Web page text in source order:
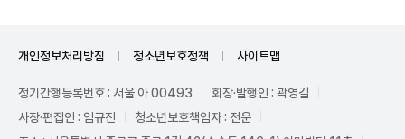
개인정보처리방침 청소년보호정책 사이트맵
정기간행등록번호 : 서울 아 00493
회장·발행인 : 곽영길
사장·편집인 : 임규진
청소년보호책임자 : 전운